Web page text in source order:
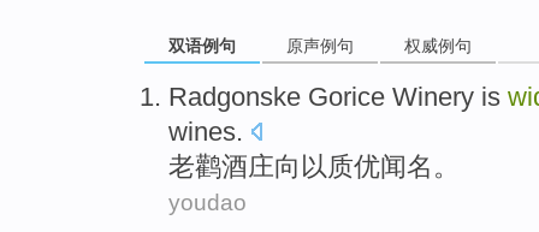
双语例句 原声例句 权威例句
Radgonske Gorice Winery is
wines.
老鹳酒庄向以质优闻名 。
youdao